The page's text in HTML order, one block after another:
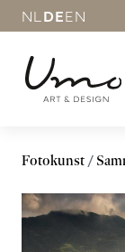
NL DEEN
Fotokunst